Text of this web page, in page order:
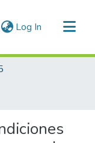
Log In (current)